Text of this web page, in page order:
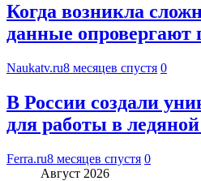
Когда возникла
данные опровергают
Naukatv.ru8 месяцев спустя 0
В России создали
для работы в
Ferra.ru8 месяцев спустя 0
Август 2026